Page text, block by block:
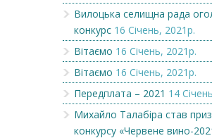
Вилоцька селищна рада
конкурс 16 Січень, 2021р.
Вітаємо 16 Січень, 2021р.
Вітаємо 16 Січень, 2021р.
Передплата – 2021 14
Михайло Талабіра став
конкурсу «Червене вино-